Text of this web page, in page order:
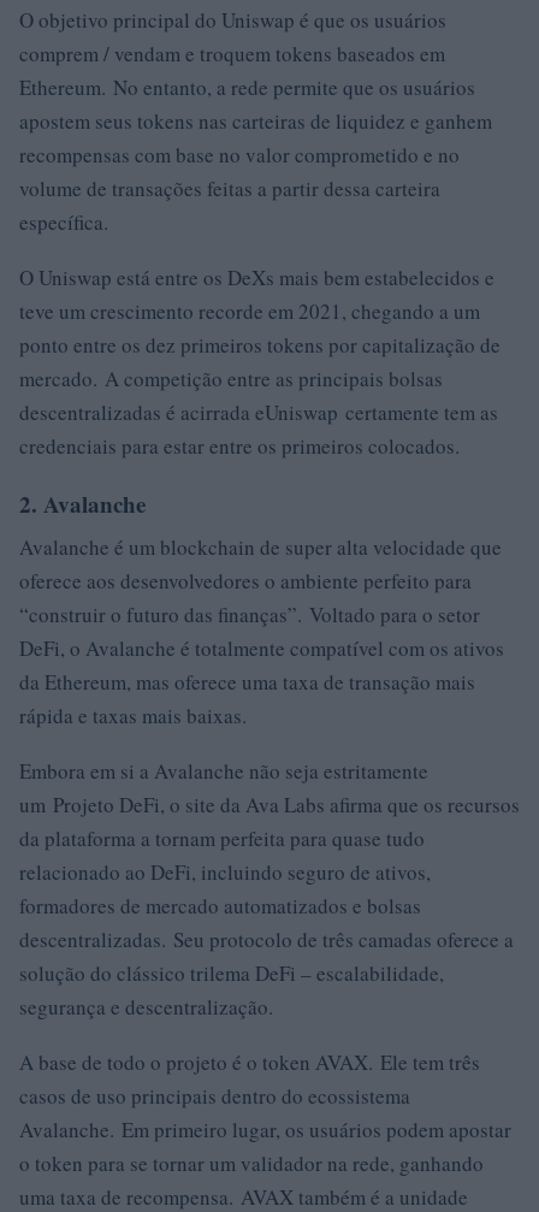
O objetivo principal do Uniswap é que os usuários
comprem / vendam e troquem tokens baseados em
Ethereum. No entanto, a rede permite que os usuários
apostem seus tokens nas carteiras de liquidez e ganhem
recompensas com base no valor comprometido e no
volume de transações feitas a partir dessa carteira
específica.
O Uniswap está entre os DeXs mais bem estabelecidos e
teve um crescimento recorde em 2021, chegando a um
ponto entre os dez primeiros tokens por capitalização de
mercado. A competição entre as principais bolsas
descentralizadas é acirrada eUniswap certamente tem as
credenciais para estar entre os primeiros colocados.
2. Avalanche
Avalanche é um blockchain de super alta velocidade que
oferece aos desenvolvedores o ambiente perfeito para
“construir o futuro das finanças”. Voltado para o setor
DeFi, o Avalanche é totalmente compatível com os ativos
da Ethereum, mas oferece uma taxa de transação mais
rápida e taxas mais baixas.
Embora em si a Avalanche não seja estritamente
um Projeto DeFi, o site da Ava Labs afirma que os recursos
da plataforma a tornam perfeita para quase tudo
relacionado ao DeFi, incluindo seguro de ativos,
formadores de mercado automatizados e bolsas
descentralizadas. Seu protocolo de três camadas oferece a
solução do clássico trilema DeFi – escalabilidade,
segurança e descentralização.
A base de todo o projeto é o token AVAX. Ele tem três
casos de uso principais dentro do ecossistema
Avalanche. Em primeiro lugar, os usuários podem apostar
o token para se tornar um validador na rede, ganhando
uma taxa de recompensa. AVAX também é a unidade